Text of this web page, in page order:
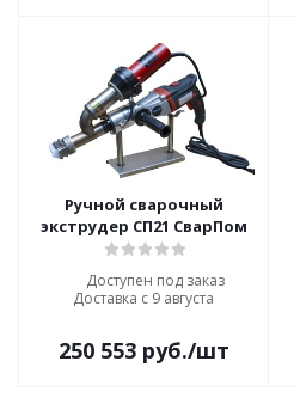
Ручной сварочный
экструдер СП21 СварПом
Доступен под заказ
Доставка с 9 августа
250 553руб./шт